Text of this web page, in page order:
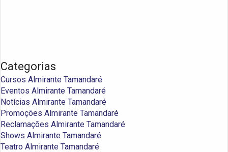
Categorias
Cursos Almirante Tamandaré
Eventos Almirante Tamandaré
Notícias Almirante Tamandaré
Promoções Almirante Tamandaré
Reclamações Almirante Tamandaré
Shows Almirante Tamandaré
Teatro Almirante Tamandaré